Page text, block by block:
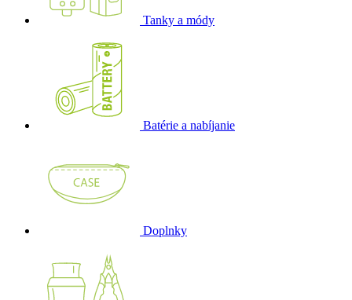
Tanky a módy
Batérie a nabíjanie
Doplnky